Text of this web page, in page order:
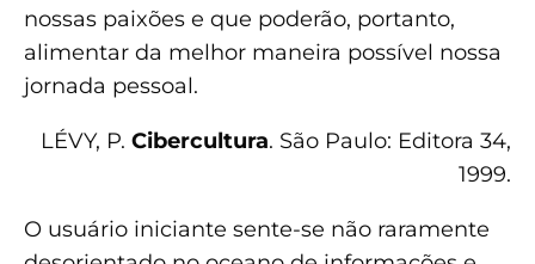
nossas paixões e que poderão, portanto,
alimentar da melhor maneira possível nossa
jornada pessoal.
LÉVY, P. Cibercultura. São Paulo: Editora 34,
1999.
O usuário iniciante sente-se não raramente